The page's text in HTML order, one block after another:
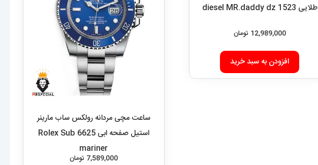
طلایی diesel MR.daddy dz 1523
12,989,000 تومان
افزودن به سبد خرید
ساعت مچی مردانه رولکس ساب مارینر
استیل صفحه ابی 6625 Rolex Sub
mariner
7,589,000 تومان